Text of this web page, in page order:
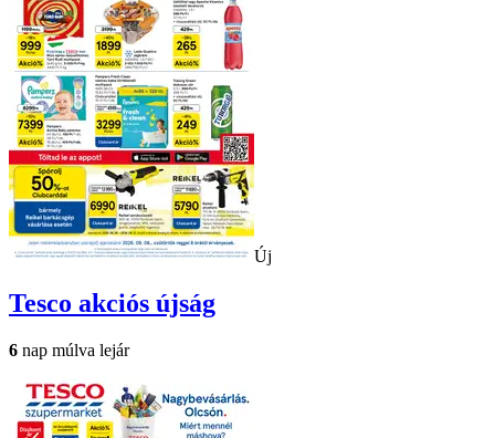
Új
Tesco akciós újság
6 nap múlva lejár